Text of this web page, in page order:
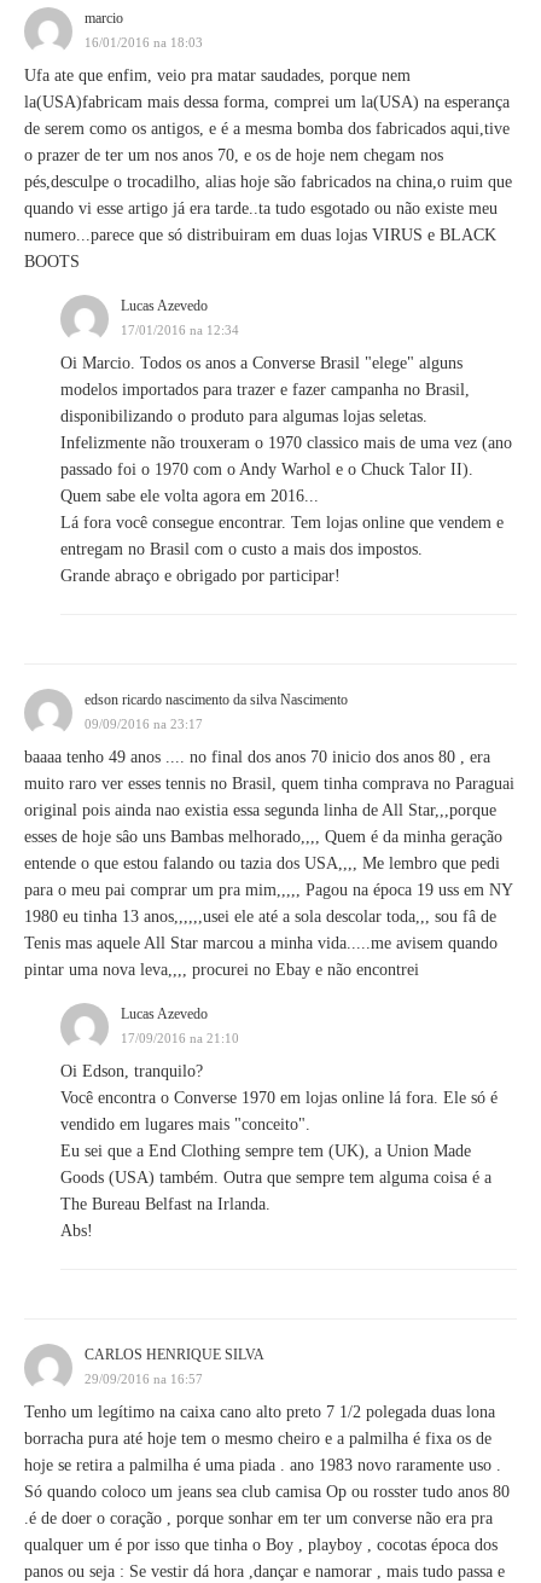
marcio
16/01/2016 na 18:03
Ufa ate que enfim, veio pra matar saudades, porque nem
la(USA)fabricam mais dessa forma, comprei um la(USA) na esperança
de serem como os antigos, e é a mesma bomba dos fabricados aqui,tive
o prazer de ter um nos anos 70, e os de hoje nem chegam nos
pés,desculpe o trocadilho, alias hoje são fabricados na china,o ruim que
quando vi esse artigo já era tarde..ta tudo esgotado ou não existe meu
numero...parece que só distribuiram em duas lojas VIRUS e BLACK
BOOTS
Lucas Azevedo
17/01/2016 na 12:34
Oi Marcio. Todos os anos a Converse Brasil "elege" alguns
modelos importados para trazer e fazer campanha no Brasil,
disponibilizando o produto para algumas lojas seletas.
Infelizmente não trouxeram o 1970 classico mais de uma vez (ano
passado foi o 1970 com o Andy Warhol e o Chuck Talor II).
Quem sabe ele volta agora em 2016...
Lá fora você consegue encontrar. Tem lojas online que vendem e
entregam no Brasil com o custo a mais dos impostos.
Grande abraço e obrigado por participar!
edson ricardo nascimento da silva Nascimento
09/09/2016 na 23:17
baaaa tenho 49 anos .... no final dos anos 70 inicio dos anos 80 , era
muito raro ver esses tennis no Brasil, quem tinha comprava no Paraguai
original pois ainda nao existia essa segunda linha de All Star,,,porque
esses de hoje sâo uns Bambas melhorado,,,, Quem é da minha geração
entende o que estou falando ou tazia dos USA,,,, Me lembro que pedi
para o meu pai comprar um pra mim,,,,, Pagou na época 19 uss em NY
1980 eu tinha 13 anos,,,,,,usei ele até a sola descolar toda,,, sou fâ de
Tenis mas aquele All Star marcou a minha vida.....me avisem quando
pintar uma nova leva,,,, procurei no Ebay e não encontrei
Lucas Azevedo
17/09/2016 na 21:10
Oi Edson, tranquilo?
Você encontra o Converse 1970 em lojas online lá fora. Ele só é
vendido em lugares mais "conceito".
Eu sei que a End Clothing sempre tem (UK), a Union Made
Goods (USA) também. Outra que sempre tem alguma coisa é a
The Bureau Belfast na Irlanda.
Abs!
CARLOS HENRIQUE SILVA
29/09/2016 na 16:57
Tenho um legítimo na caixa cano alto preto 7 1/2 polegada duas lona
borracha pura até hoje tem o mesmo cheiro e a palmilha é fixa os de
hoje se retira a palmilha é uma piada . ano 1983 novo raramente uso .
Só quando coloco um jeans sea club camisa Op ou rosster tudo anos 80
.é de doer o coração , porque sonhar em ter um converse não era pra
qualquer um é por isso que tinha o Boy , playboy , cocotas época dos
panos ou seja : Se vestir dá hora ,dançar e namorar , mais tudo passa e